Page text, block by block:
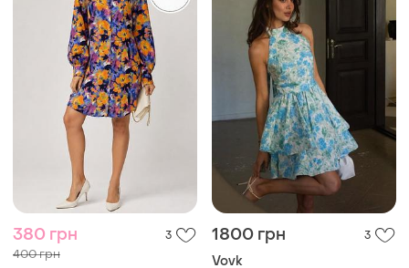
380 грн 3
400 грн
1800 грн 3
Vovk